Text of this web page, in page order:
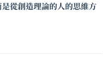
從創造理論的人的思維方